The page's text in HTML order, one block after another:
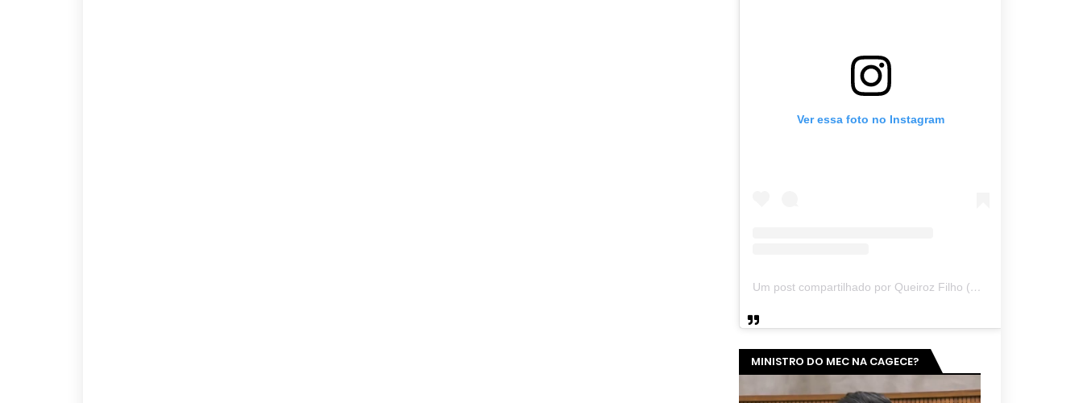
Ver essa foto no Instagram
Um post compartilhado por Queiroz Filho (@queirozmfilho)
MINISTRO DO MEC NA CAGECE?